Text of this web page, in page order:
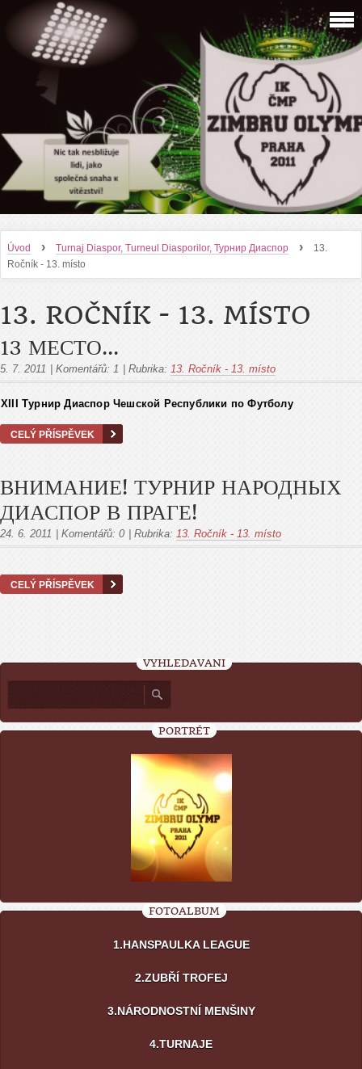
Úvod › Turnaj Diaspor, Turneul Diasporilor, Турнир Диаспор ›
13.
Ročník - 13. místo
13. ROČNÍK - 13. MÍSTO
13 МЕСТО...
5. 7. 2011 Komentářů: 1 Rubrika: 13. Ročník - 13. místo
XIII Турнир Диаспор Чешской Pеспублики по Футболу
CELÝ PŘÍSPĚVEK
ВНИМАНИЕ! ТУРНИР НАРОДНЫХ
ДИАСПОР В ПРАГЕ!
24. 6. 2011 Komentářů: 0 Rubrika: 13. Ročník - 13. místo
CELÝ PŘÍSPĚVEK
VYHLEDÁVÁNÍ
PORTRÉT
FOTOALBUM
1.HANSPAULKA LEAGUE
2.ZUBŘÍ TROFEJ
3.NÁRODNOSTNÍ MENŠINY
4.TURNAJE